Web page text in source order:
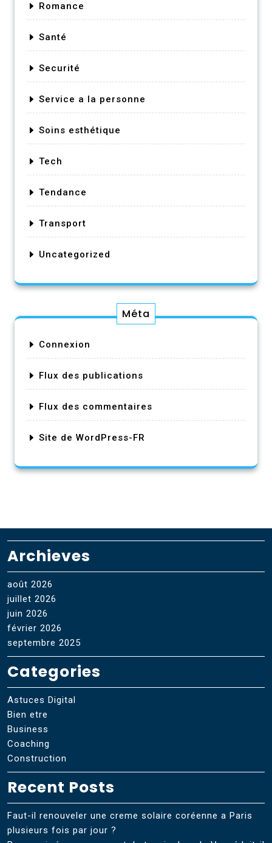
Romance
Santé
Securité
Service a la personne
Soins esthétique
Tech
Tendance
Transport
Uncategorized
Méta
Connexion
Flux des publications
Flux des commentaires
Site de WordPress-FR
Archieves
août 2026
juillet 2026
juin 2026
février 2026
septembre 2025
Categories
Astuces Digital
Bien etre
Business
Coaching
Construction
Recent Posts
Faut-il renouveler une creme solaire coréenne a Paris
plusieurs fois par jour ?